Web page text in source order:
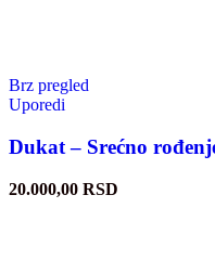
Brz pregled
Uporedi
Dukat – Srećno
20.000,00 RSD